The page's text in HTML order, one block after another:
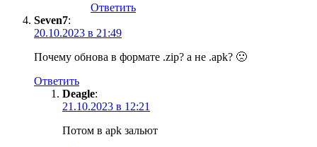
Ответить
Seven7:
20.10.2023 в 21:49
Почему обнова в формате .zip? а не .apk? 🙁
Ответить
Deagle:
21.10.2023 в 12:21
Потом в apk зальют